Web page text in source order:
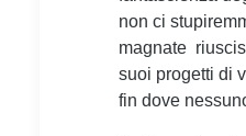
non ci
magnate
suoi progetti di
fin dove